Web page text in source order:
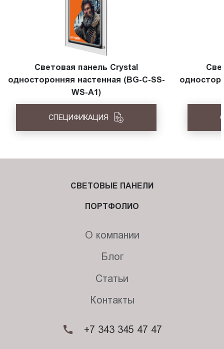
Световая панель Crystal
односторонняя настенная (BG-C-SS-
WS-A1)
СПЕЦИФИКАЦИЯ
СВЕТОВЫЕ ПАНЕЛИ
ПОРТФОЛИО
О компании
Блог
Статьи
Контакты
+7 343 345 47 47